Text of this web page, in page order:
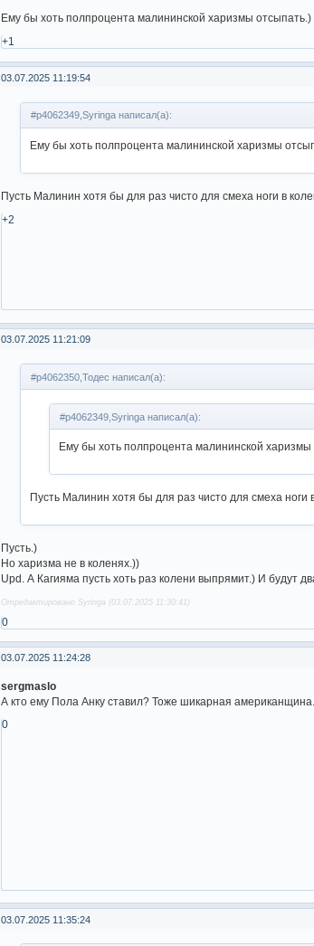
Ему бы хоть полпроцента малининской харизмы отсыпать.)
+1
03.07.2025 11:19:54
#p4062349,Syringa написал(а):
Ему бы хоть полпроцента малининской харизмы
Пусть Малинин хотя бы для раз чисто для смеха ноги в
+2
03.07.2025 11:21:09
#p4062350,Тодес написал(а):
#p4062349,Syringa написал(а):
Ему бы хоть полпроцента малининской харизмы
Пусть Малинин хотя бы для раз чисто для смеха ноги в
Пусть.)
Но харизма не в коленях.))
Upd. А Кагияма пусть хоть раз колени выпрямит.) И будут
Отредактировано Syringa (03.07.2025 11:30:41)
0
03.07.2025 11:24:28
sergmaslo
А кто ему Пола Анку ставил? Тоже шикарная
0
03.07.2025 11:35:24